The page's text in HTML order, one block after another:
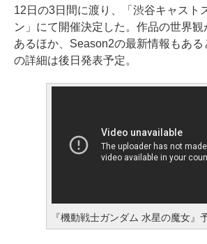
12日の3日間に渡り、「渋谷キャスト
ン」にて開催決定した。作品の世界
あるほか、Season2の最新情報もある
の詳細は後日発表予定。
『機動戦士ガンダム 水星の魔女』